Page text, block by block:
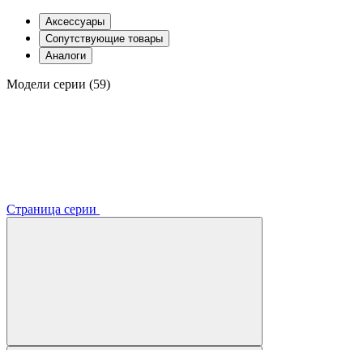
Аксессуары
Сопутствующие товары
Аналоги
Модели серии (59)
Страница серии